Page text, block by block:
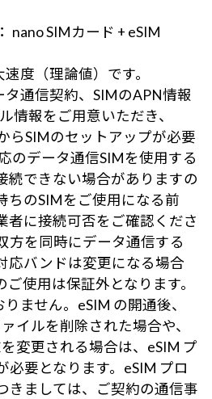
nano SIMカード + eSIM
度（理論値）です。
通信契約、SIMのAPN情報
情報をご用意いただき、
らSIMのセットアップが必要
のデータ通信SIMを使用する
続できない場合がありますの
ちのSIMをご使用になる前
者に接続可否をご確認くださ
方を同時にデータ通信する
応バンドは変更になる場合
使用は保証外となります。
ません。eSIM の開通後、
イルを削除された場合や、
変更される場合は、eSIM プ
必要となります。eSIM プロ
きましては、ご契約の通信事